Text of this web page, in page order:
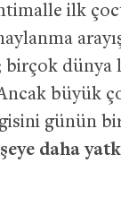
ilk
birçok
büyük
günün
daha